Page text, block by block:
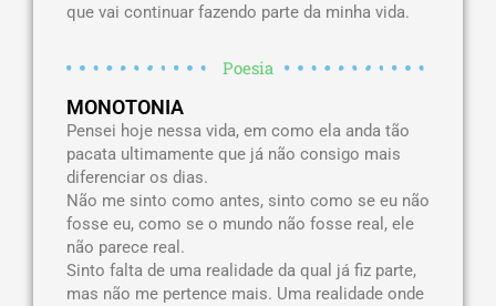
que vai continuar fazendo parte da minha vida.
Poesia
MONOTONIA
Pensei hoje nessa vida, em como ela anda tão
pacata ultimamente que já não consigo mais
diferenciar os dias.
Não me sinto como antes, sinto como se eu não
fosse eu, como se o mundo não fosse real, ele
não parece real.
Sinto falta de uma realidade da qual já fiz parte,
mas não me pertence mais. Uma realidade onde